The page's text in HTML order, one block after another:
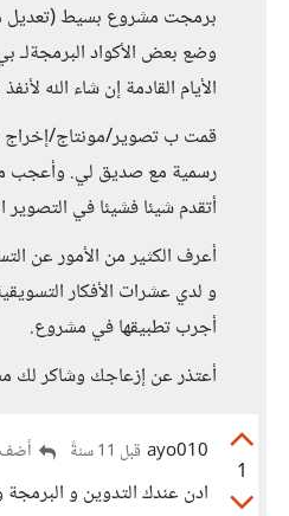
برمجت مشروع بسيط
وضع بعض الأكواد
الأيام القادمة إن شاء الله
قمت ب تصوير/مونتاج/إخراج
رسمية مع صديق لي. وأعجب
أتقدم شيئا فشيئا في التصوير
أعرف الكثير من الأمور عن
و لدي عشرات الأفكار
أجرب تطبيقها في مشروع.
أعتذر عن إزعاجك وشاكر لك
1
ayo010 قبل 11 سنةً أضف
ادن عندك التدوين و البرمجة